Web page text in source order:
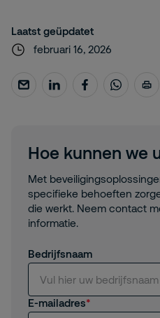
Laatst geüpdatet
februari 16, 2026
Hoe kunnen we
Met
specifieke behoeften
die werkt. Neem contact
informatie.
Bedrijfsnaam
E-mailadres